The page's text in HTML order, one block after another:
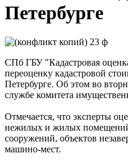
Петербурге
СПб ГБУ "Кадастровая
переоценку кадастровой
Петербурге. Об этом во
службе комитета
Отмечается, что эксперты
нежилых и жилых
сооружений, объектов
машино-мест.